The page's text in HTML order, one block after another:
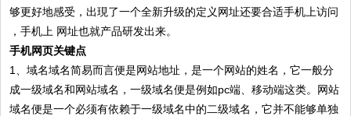
够更好地感受，出現了一个全新升级的定义网址还要合适手机上访问
，手机上 网址也就产品研发出来。
手机网页关键点
1、域名域名简易而言便是网站地址，是一个网站的姓名，它一般分
成一级域名和网站域名，一级域名便是例如pc端、移动端这类。网站
域名便是一个必须有依赖于一级域名中的二级域名，它并不能够单独